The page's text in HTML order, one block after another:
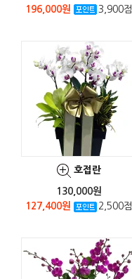
196,000원
3,900점
호접란
130,000원
127,400원
2,500점